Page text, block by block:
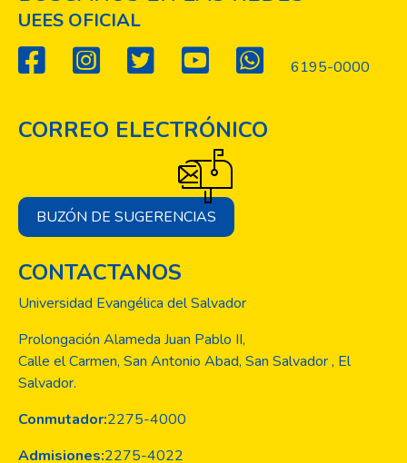
UEES OFICIAL
6195-0000
CORREO ELECTRÓNICO
BUZÓN DE SUGERENCIAS
CONTACTANOS
Universidad Evangélica del Salvador
Prolongación Alameda Juan Pablo II,
Calle el Carmen, San Antonio Abad, San Salvador , El
Salvador.
Conmutador:2275-4000
Admisiones:2275-4022